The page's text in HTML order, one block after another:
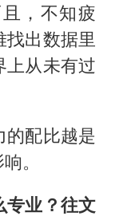
，不知疲
出数据里
上从未有过
的配比越是
。
专业？往文